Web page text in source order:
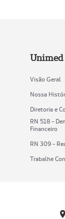
Unimed
Visão Geral
Nossa
Diretoria e
RN 518 -
Financeiro
RN 309 -
Trabalhe